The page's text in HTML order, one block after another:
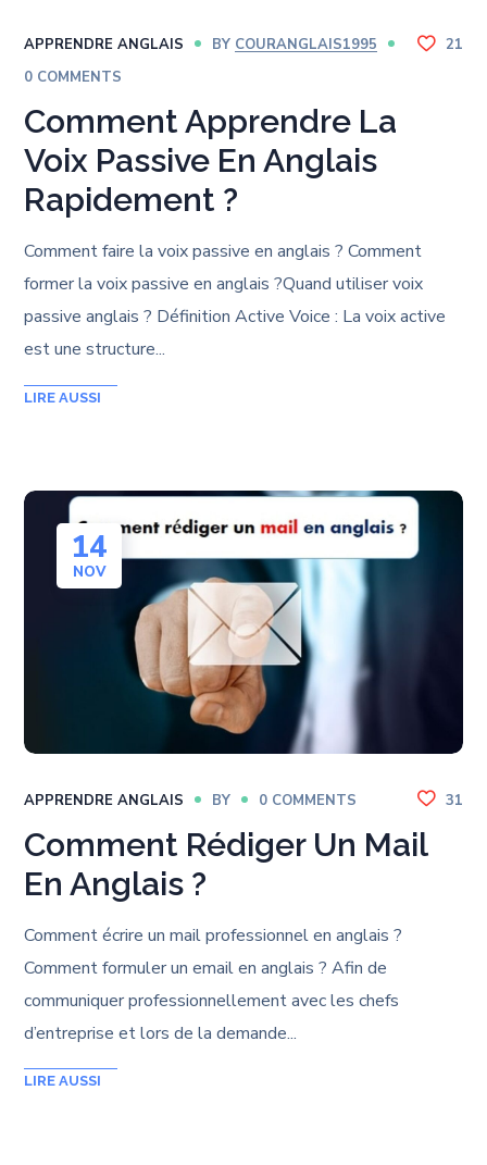
APPRENDRE ANGLAIS BY COURANGLAIS1995
0 COMMENTS
21
Comment Apprendre La
Voix Passive En Anglais
Rapidement ?
Comment faire la voix passive en anglais ? Comment
former la voix passive en anglais ?Quand utiliser voix
passive anglais ? Définition Active Voice : La voix active
est une structure...
14
NOV
APPRENDRE ANGLAIS BY 0 COMMENTS 31
Comment Rédiger Un Mail
En Anglais ?
Comment écrire un mail professionnel en anglais ?
Comment formuler un email en anglais ? Afin de
communiquer professionnellement avec les chefs
d’entreprise et lors de la demande...